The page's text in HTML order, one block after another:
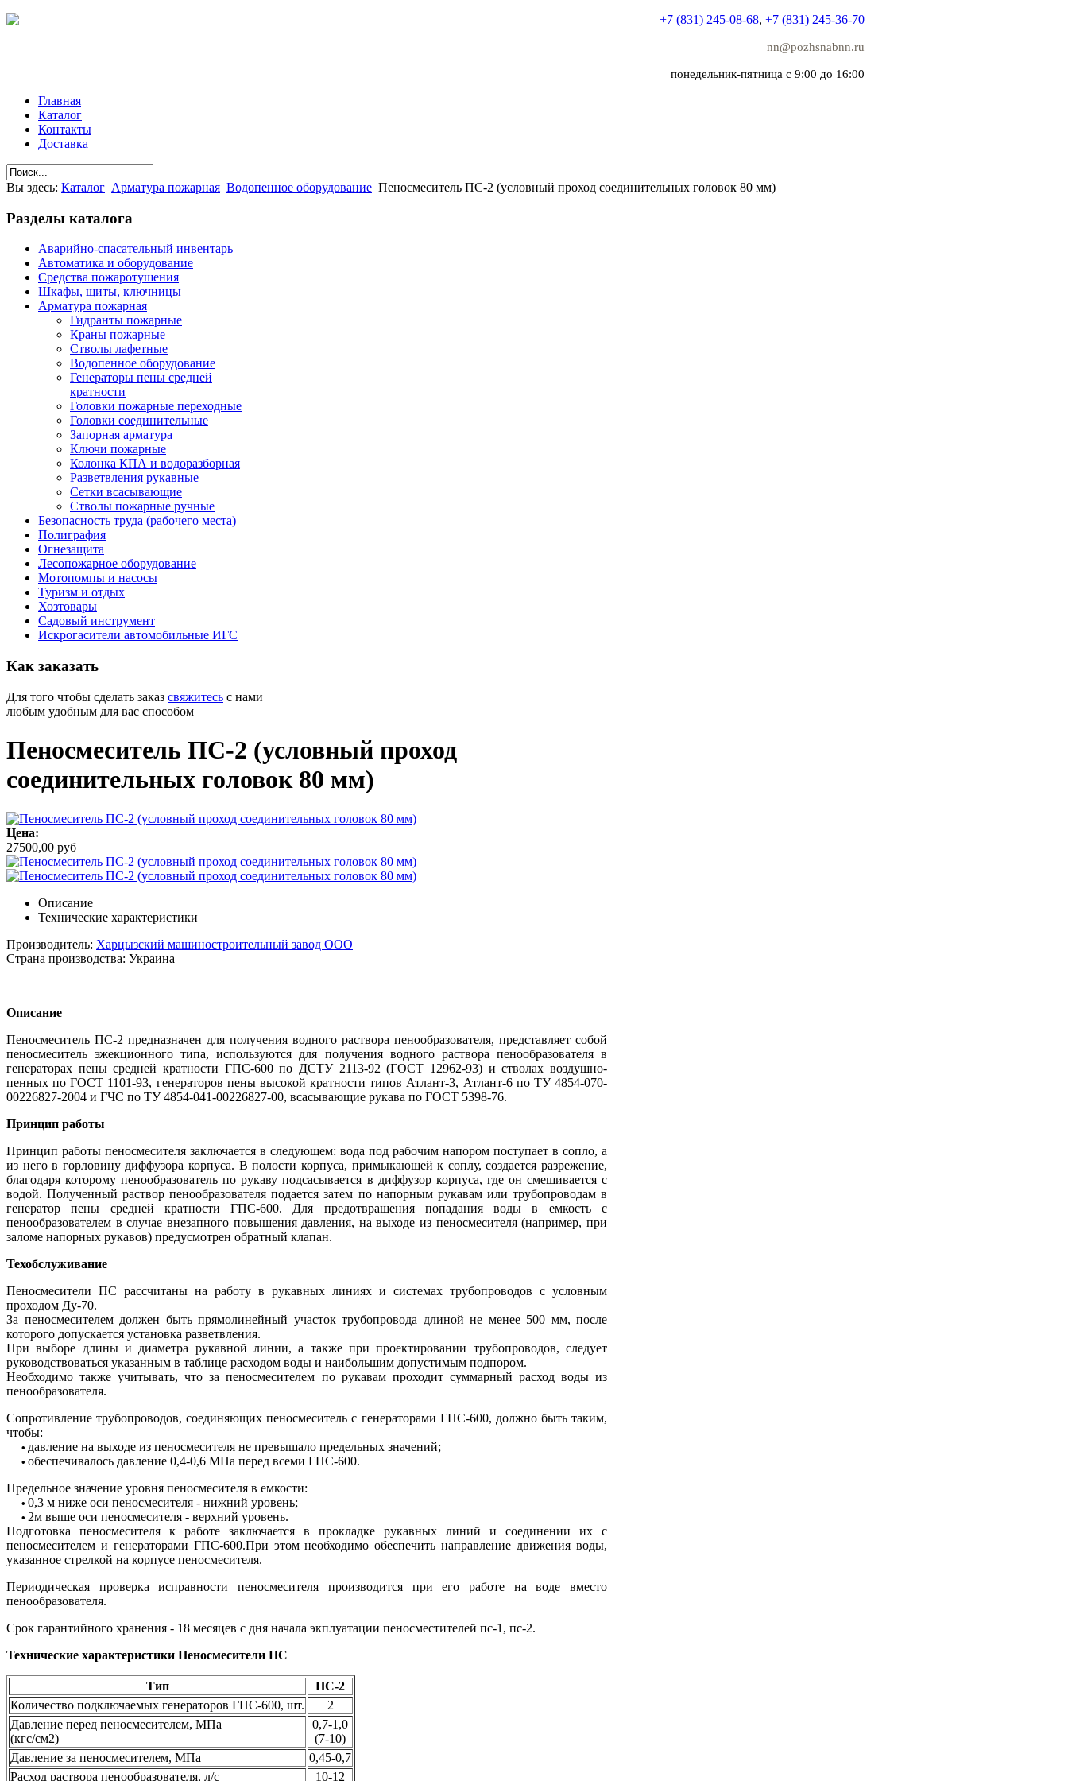
+7 (831) 245-08-68, +7 (831) 245-36-70
nn@pozhsnabnn.ru
понедельник-пятница с 9:00 до 16:00
Главная
Каталог
Контакты
Доставка
Вы здесь: Каталог Арматура пожарная Водопенное оборудование Пеносмеситель ПС-2 (условный проход соединительных головок 80 мм)
Разделы каталога
Аварийно-спасательный инвентарь
Автоматика и оборудование
Средства пожаротушения
Шкафы, щиты, ключницы
Арматура пожарная
Гидранты пожарные
Краны пожарные
Стволы лафетные
Водопенное оборудование
Генераторы пены средней
кратности
Головки пожарные переходные
Головки соединительные
Запорная арматура
Ключи пожарные
Колонка КПА и водоразборная
Разветвления рукавные
Сетки всасывающие
Стволы пожарные ручные
Безопасность труда (рабочего места)
Полиграфия
Огнезащита
Лесопожарное оборудование
Мотопомпы и насосы
Туризм и отдых
Хозтовары
Садовый инструмент
Искрогасители автомобильные ИГС
Как заказать
Для того чтобы сделать заказ свяжитесь с нами
любым удобным для вас способом
Пеносмеситель ПС-2 (условный проход
соединительных головок 80 мм)
Цена:
27500,00 руб
Описание
Технические характеристики
Производитель: Харцызский машиностроительный завод ООО
Страна производства: Украина
Описание
Пеносмеситель ПС-2 предназначен для получения водного раствора пенообразователя, представляет собой
пеносмеситель эжекционного типа, используются для получения водного раствора пенообразователя в
генераторах пены средней кратности ГПС-600 по ДСТУ 2113-92 (ГОСТ 12962-93) и стволах воздушно-
пенных по ГОСТ 1101-93, генераторов пены высокой кратности типов Атлант-3, Атлант-6 по ТУ 4854-070-
00226827-2004 и ГЧС по ТУ 4854-041-00226827-00, всасывающие рукава по ГОСТ 5398-76.
Принцип работы
Принцип работы пеносмесителя заключается в следующем: вода под рабочим напором поступает в сопло, а
из него в горловину диффузора корпуса. В полости корпуса, примыкающей к соплу, создается разрежение,
благодаря которому пенообразователь по рукаву подсасывается в диффузор корпуса, где он смешивается с
водой. Полученный раствор пенообразователя подается затем по напорным рукавам или трубопроводам в
генератор пены средней кратности ГПС-600. Для предотвращения попадания воды в емкость с
пенообразователем в случае внезапного повышения давления, на выходе из пеносмесителя (например, при
заломе напорных рукавов) предусмотрен обратный клапан.
Техобслуживание
Пеносмесители ПС рассчитаны на работу в рукавных линиях и системах трубопроводов с условным
проходом Ду-70.
За пеносмесителем должен быть прямолинейный участок трубопровода длиной не менее 500 мм, после
которого допускается установка разветвления.
При выборе длины и диаметра рукавной линии, а также при проектировании трубопроводов, следует
руководствоваться указанным в таблице расходом воды и наибольшим допустимым подпором.
Необходимо также учитывать, что за пеносмесителем по рукавам проходит суммарный расход воды из
пенообразователя.
Сопротивление трубопроводов, соединяющих пеносмеситель с генераторами ГПС-600, должно быть таким,
чтобы:
• давление на выходе из пеносмесителя не превышало предельных значений;
• обеспечивалось давление 0,4-0,6 МПа перед всеми ГПС-600.
Предельное значение уровня пеносмесителя в емкости:
• 0,3 м ниже оси пеносмесителя - нижний уровень;
• 2м выше оси пеносмесителя - верхний уровень.
Подготовка пеносмесителя к работе заключается в прокладке рукавных линий и соединении их с
пеносмесителем и генераторами ГПС-600.При этом необходимо обеспечить направление движения воды,
указанное стрелкой на корпусе пеносмесителя.
Периодическая проверка исправности пеносмесителя производится при его работе на воде вместо
пенообразователя.
Срок гарантийного хранения - 18 месяцев с дня начала экплуатации пеносместителей пс-1, пс-2.
Технические характеристики Пеносмесители ПС
Тип
ПС-2
Количество подключаемых генераторов ГПС-600, шт.
2
Давление перед пеносмесителем, МПа
(кгс/см2)
0,7-1,0
(7-10)
Давление за пеносмесителем, МПа
0,45-0,7
Расход раствора пенообразователя, л/с
10-12